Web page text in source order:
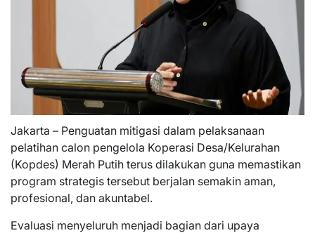
Jakarta – Penguatan mitigasi dalam pelaksanaan
pelatihan calon pengelola Koperasi Desa/Kelurahan
(Kopdes) Merah Putih terus dilakukan guna memastikan
program strategis tersebut berjalan semakin aman,
profesional, dan akuntabel.
Evaluasi menyeluruh menjadi bagian dari upaya